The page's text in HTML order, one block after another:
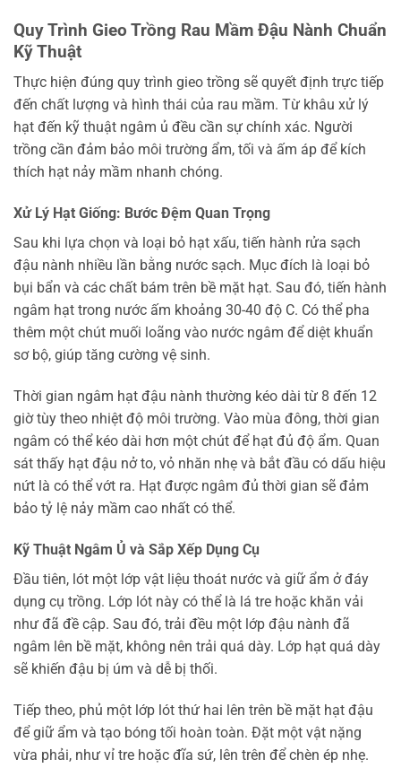
Quy Trình Gieo Trồng Rau Mầm Đậu Nành Chuẩn
Kỹ Thuật
Thực hiện đúng quy trình gieo trồng sẽ quyết định trực tiếp
đến chất lượng và hình thái của rau mầm. Từ khâu xử lý
hạt đến kỹ thuật ngâm ủ đều cần sự chính xác. Người
trồng cần đảm bảo môi trường ẩm, tối và ấm áp để kích
thích hạt nảy mầm nhanh chóng.
Xử Lý Hạt Giống: Bước Đệm Quan Trọng
Sau khi lựa chọn và loại bỏ hạt xấu, tiến hành rửa sạch
đậu nành nhiều lần bằng nước sạch. Mục đích là loại bỏ
bụi bẩn và các chất bám trên bề mặt hạt. Sau đó, tiến hành
ngâm hạt trong nước ấm khoảng 30-40 độ C. Có thể pha
thêm một chút muối loãng vào nước ngâm để diệt khuẩn
sơ bộ, giúp tăng cường vệ sinh.
Thời gian ngâm hạt đậu nành thường kéo dài từ 8 đến 12
giờ tùy theo nhiệt độ môi trường. Vào mùa đông, thời gian
ngâm có thể kéo dài hơn một chút để hạt đủ độ ẩm. Quan
sát thấy hạt đậu nở to, vỏ nhăn nhẹ và bắt đầu có dấu hiệu
nứt là có thể vớt ra. Hạt được ngâm đủ thời gian sẽ đảm
bảo tỷ lệ nảy mầm cao nhất có thể.
Kỹ Thuật Ngâm Ủ và Sắp Xếp Dụng Cụ
Đầu tiên, lót một lớp vật liệu thoát nước và giữ ẩm ở đáy
dụng cụ trồng. Lớp lót này có thể là lá tre hoặc khăn vải
như đã đề cập. Sau đó, trải đều một lớp đậu nành đã
ngâm lên bề mặt, không nên trải quá dày. Lớp hạt quá dày
sẽ khiến đậu bị úm và dễ bị thối.
Tiếp theo, phủ một lớp lót thứ hai lên trên bề mặt hạt đậu
để giữ ẩm và tạo bóng tối hoàn toàn. Đặt một vật nặng
vừa phải, như vỉ tre hoặc đĩa sứ, lên trên để chèn ép nhẹ.